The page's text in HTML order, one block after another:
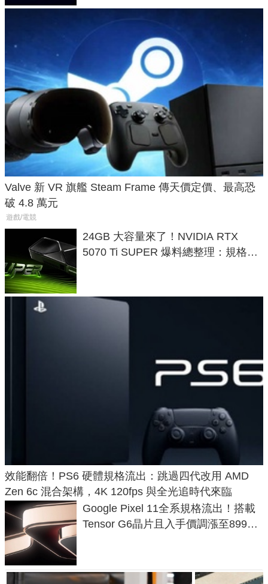
Valve 新 VR 旗艦 Steam Frame 傳天價定價、最高恐
破 4.8 萬元
遊戲/電競
24GB 大容量來了！NVIDIA RTX
5070 Ti SUPER 爆料總整理：規格、
效能翻倍！PS6 硬體規格流出：跳過四代改用 AMD
Zen 6c 混合架構，4K 120fps 與全光追時代來臨
Google Pixel 11全系規格流出！搭載
Tensor G6晶片且入手價調漲至899美